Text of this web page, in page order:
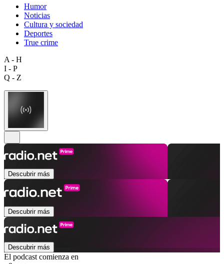
Humor
Noticias
Cultura y sociedad
Deportes
True crime
A - H
I - P
Q - Z
Descubrir más
Descubrir más
Descubrir más
El podcast comienza en